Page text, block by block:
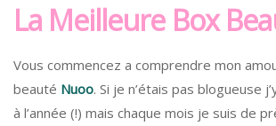
La Meilleure Box
Vous commencez a comprendre mon
beauté Nuoo. Si je n’étais pas blogueuse
à l’année (!) mais chaque mois je suis de